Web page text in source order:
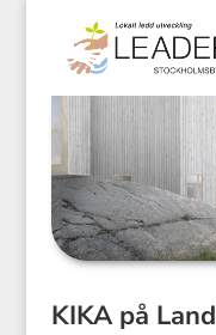
KIKA på